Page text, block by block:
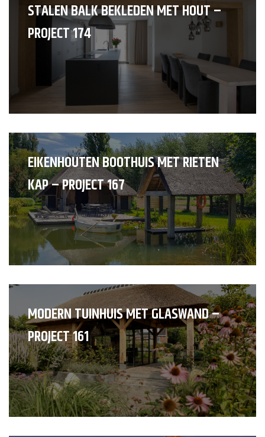
STALEN BALK BEKLEDEN MET HOUT –
PROJECT 174
EIKENHOUTEN BOOTHUIS MET RIETEN
KAP – PROJECT 167
MODERN TUINHUIS MET GLASWAND –
PROJECT 161